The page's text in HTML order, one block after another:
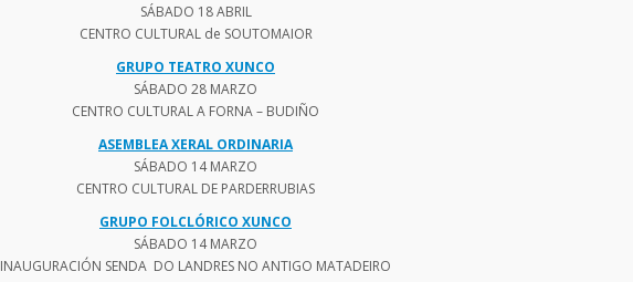
SÁBADO 18 ABRIL
CENTRO CULTURAL de SOUTOMAIOR
GRUPO TEATRO XUNCO
SÁBADO 28 MARZO
CENTRO CULTURAL A FORNA – BUDIÑO
ASEMBLEA XERAL ORDINARIA
SÁBADO 14 MARZO
CENTRO CULTURAL DE PARDERRUBIAS
GRUPO FOLCLÓRICO XUNCO
SÁBADO 14 MARZO
INAUGURACIÓN SENDA DO LANDRES NO ANTIGO MATADEIRO